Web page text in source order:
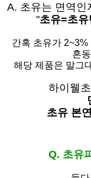
A. 초유는 면역인
"초유=초유
간혹 초유가
혼
해당 제품은 말그
하이웰
초유 본
Q. 초유